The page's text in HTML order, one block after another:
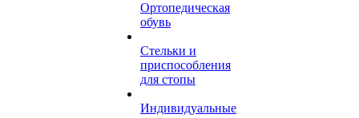
Ортопедическая
обувь
Стельки и
приспособления
для стопы
Индивидуальные